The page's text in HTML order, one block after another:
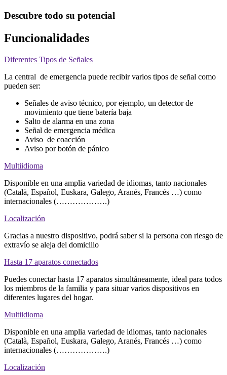
Descubre todo su potencial
Funcionalidades
Diferentes Tipos de Señales
La central de emergencia puede recibir varios tipos de señal como
pueden ser:
Señales de aviso técnico, por ejemplo, un detector de
movimiento que tiene batería baja
Salto de alarma en una zona
Señal de emergencia médica
Aviso de coacción
Aviso por botón de pánico
Multiidioma
Disponible en una amplia variedad de idiomas, tanto nacionales
(Català, Español, Euskara, Galego, Aranés, Francés …) como
internacionales (……………….)
Localización
Gracias a nuestro dispositivo, podrá saber si la persona con riesgo de
extravío se aleja del domicilio
Hasta 17 aparatos conectados
Puedes conectar hasta 17 aparatos simultáneamente, ideal para todos
los miembros de la familia y para situar varios dispositivos en
diferentes lugares del hogar.
Multiidioma
Disponible en una amplia variedad de idiomas, tanto nacionales
(Català, Español, Euskara, Galego, Aranés, Francés …) como
internacionales (……………….)
Localización